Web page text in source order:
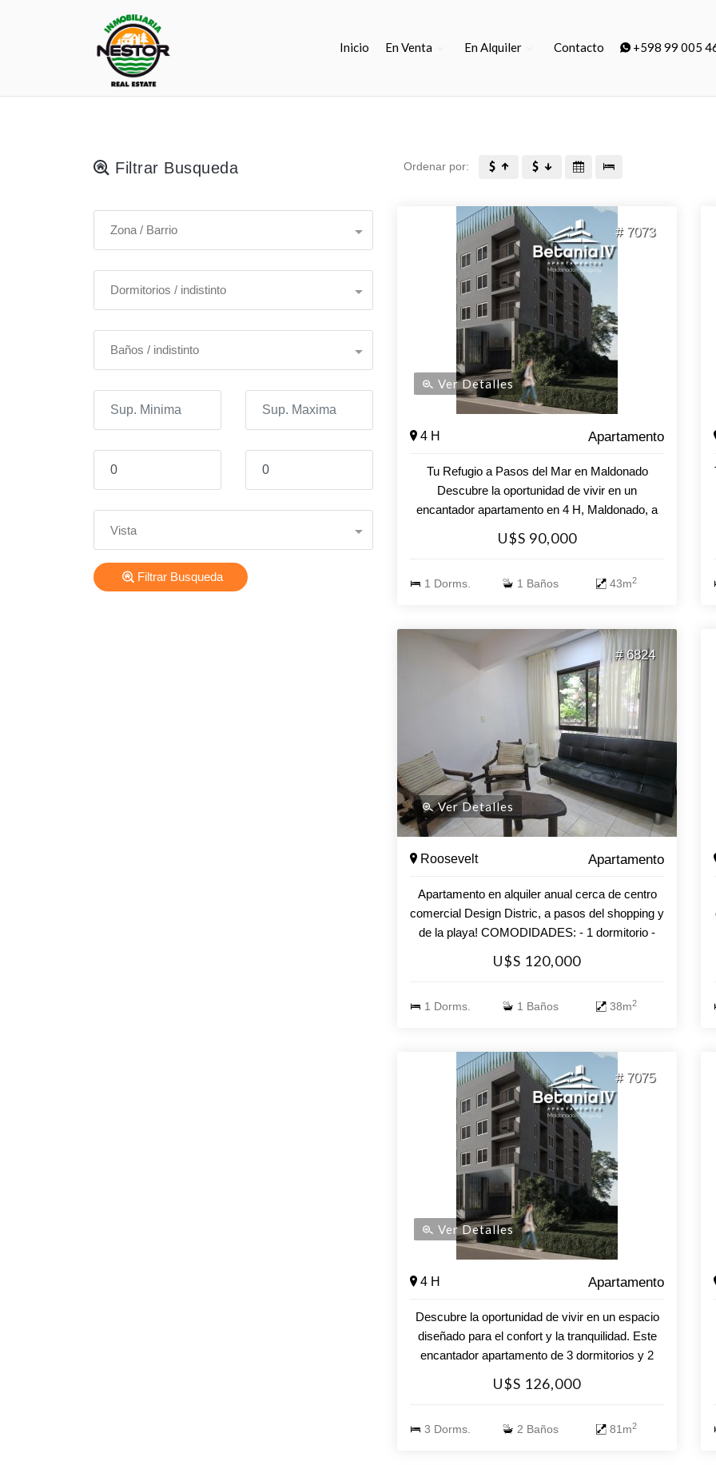
Inicio En Venta En Alquiler Contacto +598 99 005
Filtrar Busqueda
Zona / Barrio
Dormitorios / indistinto
Baños / indistinto
Vista
Filtrar Busqueda
Ordenar por:
# 7073
Ver Detalles
4 H Apartamento
Tu Refugio a Pasos del Mar en Maldonado
Descubre la oportunidad de vivir en un
encantador apartamento en 4 H, Maldonado, a
solo 1500 metros de la playa. Este acogedor
espacio de 1 dormitorio y 1 baño es ideal para
cercano al mar. Con una superficie total de 43
cocina, perfectamente integrada, ofrece un
ambiente práctico y acogedor, ideal para
disfrutar de momentos inolvidables. Imagina
despertar cada mañana en un entorno tranquilo
y disfrutar de la cercanía a la playa, donde el
sonido de las olas se convierte en parte de tu día
a día. Este apartamento es perfecto tanto como
residencia permanente como inversión. No
dejes pasar esta oportunidad. Consulta con
nuestros asesores y da el primer paso hacia tu
nuevo hogar en Maldonado. ¡Te esperamos!
U$S 90,000
1 Dorms. 1 Baños 43m2
# 6824
Ver Detalles
Roosevelt Apartamento
Apartamento en alquiler anual cerca de centro
comercial Design Distric, a pasos del shopping y
de la playa! COMODIDADES: - 1 dormitorio -
Baño en suite - Living comedor - Cocina
americana - Cochera.
U$S 120,000
1 Dorms. 1 Baños 38m2
# 7075
Ver Detalles
4 H Apartamento
Descubre la oportunidad de vivir en un espacio
diseñado para el confort y la tranquilidad. Este
encantador apartamento de 3 dormitorios y 2
baños se encuentra en una zona ideal para vivir
todo el año brindándote la combinación perfecta
acogedor. Con una superficie propia de 81 m²,
U$S 126,000
3 Dorms. 2 Baños 81m2